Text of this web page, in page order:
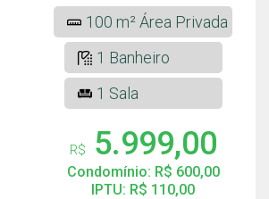
100 m² Área Privada
1 Banheiro
1 Sala
R$ 5.999,00
Condomínio: R$ 600,00
IPTU: R$ 110,00